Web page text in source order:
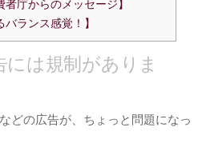
庁からのメッセージ】
ランス感覚！】
には規制がありま
どの広告が、ちょっと問題になっ